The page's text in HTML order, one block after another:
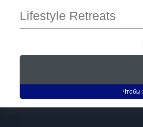
Lifestyle Retreats
Чтобы